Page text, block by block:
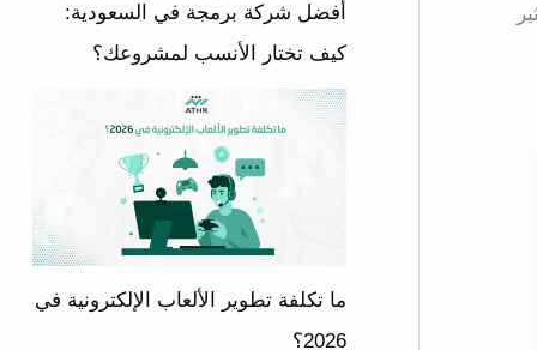
أفضل شركة برمجة في السعودية:
كيف تختار الأنسب لمشروعك؟
ما تكلفة تطوير الألعاب الإلكترونية في
2026؟